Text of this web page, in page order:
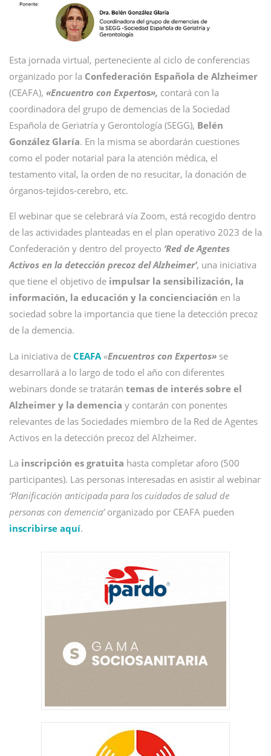
Esta jornada virtual, perteneciente al ciclo de conferencias
organizado por la Confederación Española de Alzheimer
(CEAFA), «Encuentro con Expertos», contará con la
coordinadora del grupo de demencias de la Sociedad
Española de Geriatría y Gerontología (SEGG), Belén
González Glaría. En la misma se abordarán cuestiones
como el poder notarial para la atención médica, el
testamento vital, la orden de no resucitar, la donación de
órganos-tejidos-cerebro, etc.
El webinar que se celebrará vía Zoom, está recogido dentro
de las actividades planteadas en el plan operativo 2023 de la
Confederación y dentro del proyecto ‘Red de Agentes
Activos en la detección precoz del Alzheimer’, una iniciativa
que tiene el objetivo de impulsar la sensibilización, la
información, la educación y la concienciación en la
sociedad sobre la importancia que tiene la detección precoz
de la demencia.
La iniciativa de CEAFA «Encuentros con Expertos» se
desarrollará a lo largo de todo el año con diferentes
webinars donde se tratarán temas de interés sobre el
Alzheimer y la demencia y contarán con ponentes
relevantes de las Sociedades miembro de la Red de Agentes
Activos en la detección precoz del Alzheimer.
La inscripción es gratuita hasta completar aforo (500
participantes). Las personas interesadas en asistir al webinar
‘Planificación anticipada para los cuidados de salud de
personas con demencia’organizado por CEAFA pueden
inscribirse aquí.